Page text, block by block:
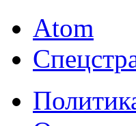
Atom